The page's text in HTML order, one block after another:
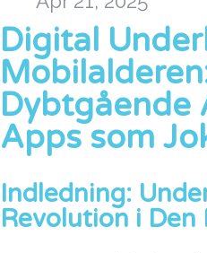
Digital
Dybtgående
Apps som
Indledning:
Revolution i